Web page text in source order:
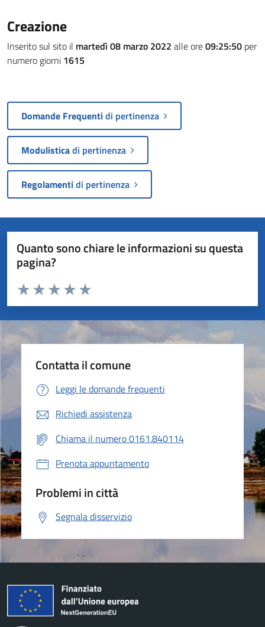
Creazione
Inserito sul sito il martedì 08 marzo 2022 alle ore09:25:50 per
numero giorni 1615
Domande Frequentidi pertinenza
Modulisticadi pertinenza
Regolamentidi pertinenza
Quanto sono chiare le informazioni su questa
pagina?
Valuta da 1 a 5 stelle la pagina
Valuta 5 stelle su 5
Valuta 4 stelle su 5
Valuta 3 stelle su 5
Valuta 2 stelle su 5
Valuta 1 stelle su 5
Contatta il comune
Leggi le domande frequenti
Richiedi assistenza
Chiama il numero 0161.840114
Prenota appuntamento
Problemi in città
Segnala disservizio